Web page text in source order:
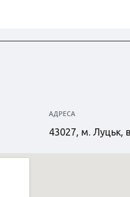
АДРЕСА
43027, м. Луцьк,